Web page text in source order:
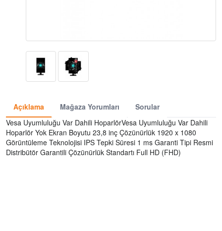
Açıklama Mağaza Yorumları
Sorular
Vesa Uyumluluğu Var Dahili HoparlörVesa Uyumluluğu Var Dahili
Hoparlör Yok Ekran Boyutu 23,8 inç Çözünürlük 1920 x 1080
Görüntüleme Teknolojisi IPS Tepki Süresi 1 ms Garanti Tipi Resmi
Distribütör Garantili Çözünürlük Standartı Full HD (FHD)